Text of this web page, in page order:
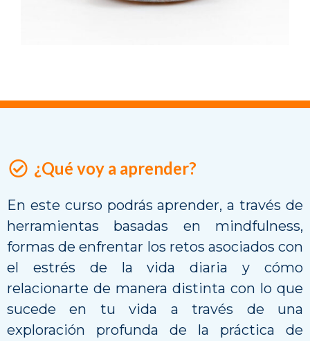
¿Qué voy a aprender?
En este curso podrás aprender, a través de
herramientas basadas en mindfulness,
formas de enfrentar los retos asociados con
el estrés de la vida diaria y cómo
relacionarte de manera distinta con lo que
sucede en tu vida a través de una
exploración profunda de la práctica de